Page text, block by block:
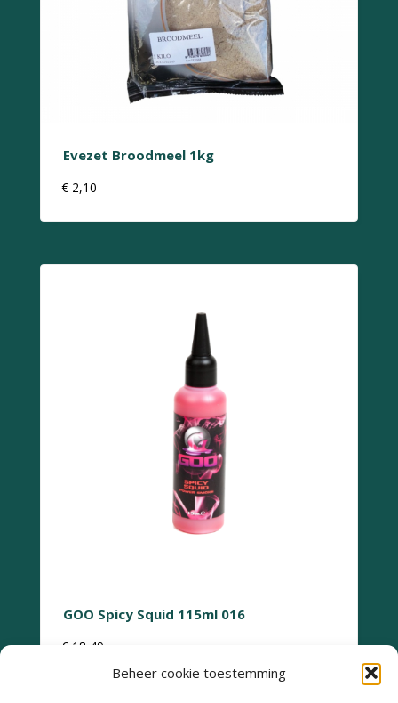
Beheer cookie toestemming
Evezet Broodmeel 1kg
€ 2,10
GOO Spicy Squid 115ml 016
€ 18,49